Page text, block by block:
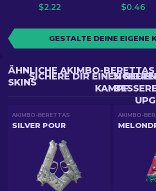
$2.22
$0.46
GESTALTE DEINE EIGENE
SICHERE DIR EINEN NEUEN
KAMPF
ÄHNLICHE AKIMBO-BERETTAS
SKINS
AKIMBO-BERETTAS
SILVER POUR
AKIMBO-